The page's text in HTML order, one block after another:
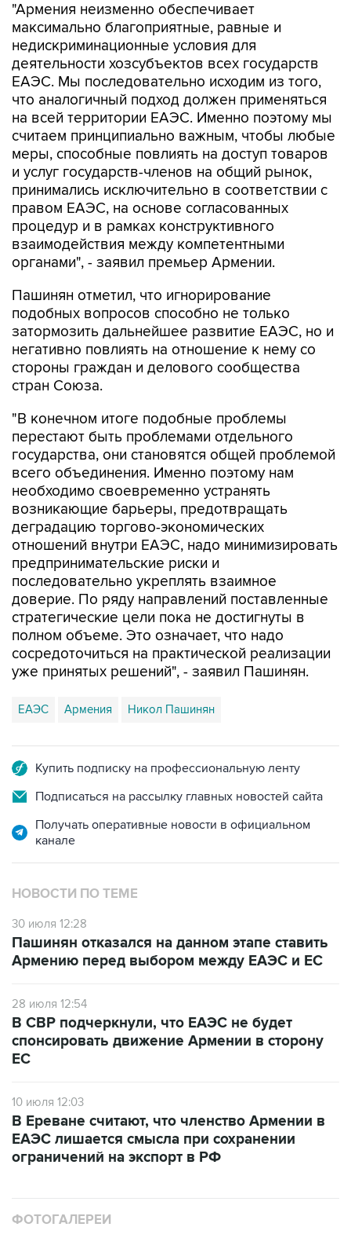
"Армения неизменно обеспечивает
максимально благоприятные, равные и
недискриминационные условия для
деятельности хозсубъектов всех государств
ЕАЭС. Мы последовательно исходим из того,
что аналогичный подход должен применяться
на всей территории ЕАЭС. Именно поэтому мы
считаем принципиально важным, чтобы любые
меры, способные повлиять на доступ товаров
и услуг государств-членов на общий рынок,
принимались исключительно в соответствии с
правом ЕАЭС, на основе согласованных
процедур и в рамках конструктивного
взаимодействия между компетентными
органами", - заявил премьер Армении.
Пашинян отметил, что игнорирование
подобных вопросов способно не только
затормозить дальнейшее развитие ЕАЭС, но и
негативно повлиять на отношение к нему со
стороны граждан и делового сообщества
стран Союза.
"В конечном итоге подобные проблемы
перестают быть проблемами отдельного
государства, они становятся общей проблемой
всего объединения. Именно поэтому нам
необходимо своевременно устранять
возникающие барьеры, предотвращать
деградацию торгово-экономических
отношений внутри ЕАЭС, надо минимизировать
предпринимательские риски и
последовательно укреплять взаимное
доверие. По ряду направлений поставленные
стратегические цели пока не достигнуты в
полном объеме. Это означает, что надо
сосредоточиться на практической реализации
уже принятых решений", - заявил Пашинян.
ЕАЭС Армения Никол Пашинян
Купить подписку на профессиональную ленту
Подписаться на рассылку главных новостей сайта
Получать оперативные новости в официальном
канале
НОВОСТИ ПО ТЕМЕ
30 июля 12:28
Пашинян отказался на данном этапе ставить
Армению перед выбором между ЕАЭС и ЕС
28 июля 12:54
В СВР подчеркнули, что ЕАЭС не будет
спонсировать движение Армении в сторону
ЕС
10 июля 12:03
В Ереване считают, что членство Армении в
ЕАЭС лишается смысла при сохранении
ограничений на экспорт в РФ
ФОТОГАЛЕРЕИ